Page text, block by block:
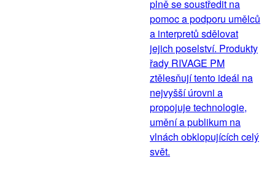
plně se soustředit na
pomoc a podporu umělců
a interpretů sdělovat
jejich poselství. Produkty
řady RIVAGE PM
ztělesňují tento ideál na
nejvyšší úrovni a
propojuje technologie,
umění a publikum na
vlnách obklopujících celý
svět.